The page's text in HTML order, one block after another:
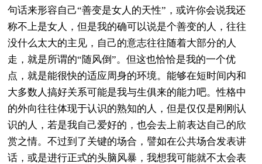
句话来形容自己“善变是女人的天性”，或许你会说我还
称不上是女人，但是我的确可以说是个善变的人，往往
没什么太大的主见，自己的意志往往随着大部分的人
走，就是所谓的“随风倒”。但这也恰恰是我的一个优
点，就是能很快的适应周身的环境。能够在短时间内和
大多数人搞好关系可能是我与生俱来的能力吧。性格中
的外向往往体现于认识的熟知的人，但是仅仅是刚刚认
识的人，若是我自己爱好的，也会去上前表达自己的欣
赏之情。不过到了关键的场合，譬如在公共场合发表讲
话，或是进行正式的头脑风暴，我想我可能就不太会表